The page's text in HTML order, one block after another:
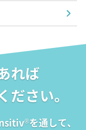
れば
さい。
®を通して、